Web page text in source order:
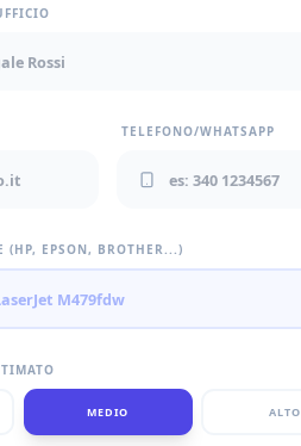
TELEFONO/WHATSAPP
(HP, EPSON, BROTHER...)
MEDIO ALTO